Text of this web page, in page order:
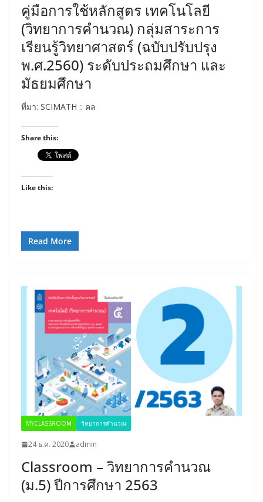
คู่มือการใช้หลักสูตร เทคโนโลยี
(วิทยาการคำนวณ) กลุ่มสาระการ
เรียนรู้วิทยาศาสตร์ (ฉบับปรับปรุง
พ.ศ.2560) ระดับประถมศึกษา และ
มัธยมศึกษา
ที่มา: SCIMATH :: คล
Share this:
Like this:
Read More
MYCLASSROOM วิทยาการคำนวณ
24 ธ.ค. 2020 admin
Classroom – วิทยาการคำนวณ
(ม.5) ปีการศึกษา 2563